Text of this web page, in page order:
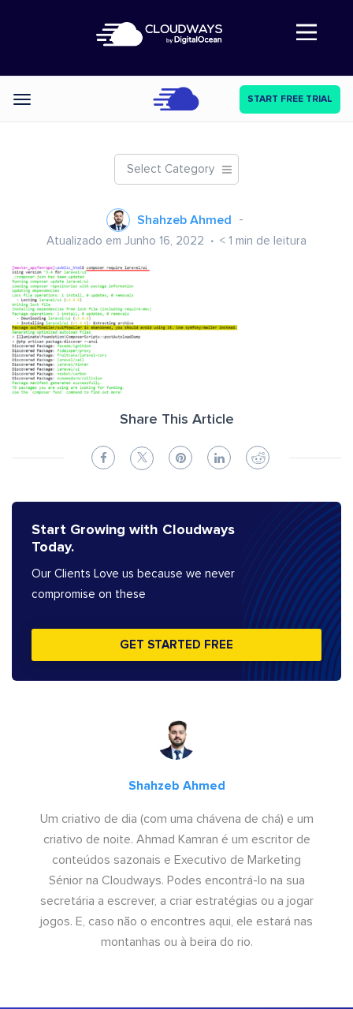
Abre a navegação
Categories START FREE TRIAL
Select Category
Shahzeb Ahmed
Atualizado em Junho 16, 2022 < 1 min de leitura
Share This Article
Start Growing with Cloudways
Today.
Our Clients Love us because we never
compromise on these
GET STARTED FREE
Shahzeb Ahmed
Um criativo de dia (com uma chávena de chá) e um
criativo de noite. Ahmad Kamran é um escritor de
conteúdos sazonais e Executivo de Marketing
Sénior na Cloudways. Podes encontrá-lo na sua
secretária a escrever, a criar estratégias ou a jogar
jogos. E, caso não o encontres aqui, ele estará nas
montanhas ou à beira do rio.